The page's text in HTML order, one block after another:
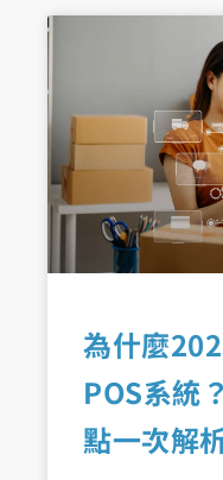
為什麼
POS系統
點一次解